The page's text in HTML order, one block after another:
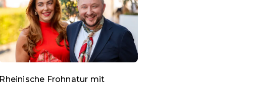
Rheinische Frohnatur mit